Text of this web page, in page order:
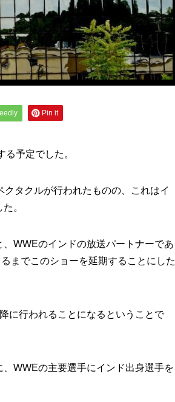
Pin it
予定でした。
タクルが行われたものの、これはイ
。
WWEのインドの放送パートナーであ
までこのショーを延期することにした
に行われることになるということで
WWEの主要選手にインド出身選手を